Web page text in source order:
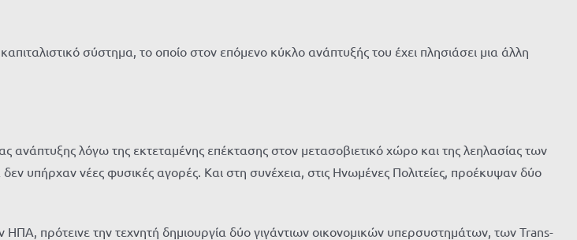
σύστημα, το οποίο στον επόμενο κύκλο ανάπτυξής του έχει πλησιάσει μια άλλη
λόγω της εκτεταμένης επέκτασης στον μετασοβιετικό χώρο και της λεηλασίας των
υπήρχαν νέες φυσικές αγορές. Και στη συνέχεια, στις Ηνωμένες Πολιτείες, προέκυψαν δύο
πρότεινε την τεχνητή δημιουργία δύο γιγάντιων οικονομικών υπερσυστημάτων, των Trans-